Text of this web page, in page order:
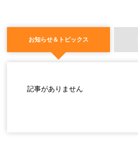
お知らせ＆トピックス
記事がありません